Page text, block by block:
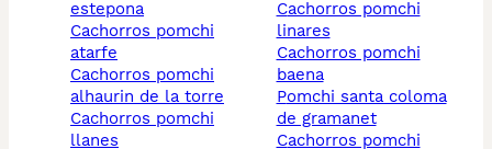
estepona
cachorros pomchi
atarfe
cachorros pomchi
alhaurin de la torre
cachorros pomchi
llanes
cachorros pomchi
linares
cachorros pomchi
baena
pomchi santa coloma
de gramanet
cachorros pomchi